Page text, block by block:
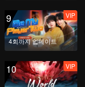
9
4회까지 업데이트
VIP
10 VIP